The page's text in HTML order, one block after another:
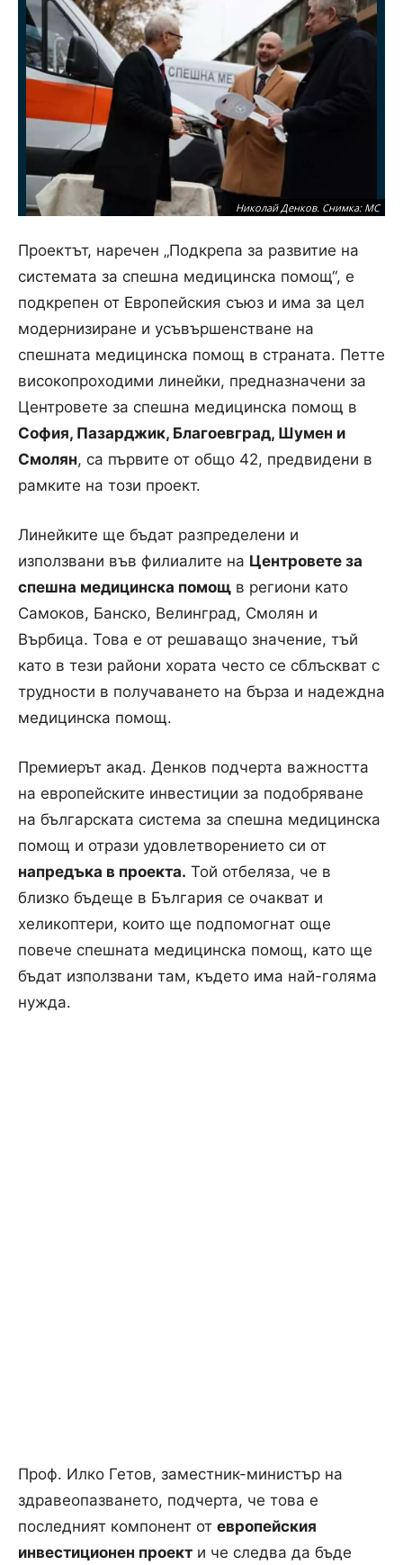
Николай Денков. Снимка: МС
Проект в здравеопазването. Снимка: МС
Линейка. Снимка: МС
Проектът, наречен „Подкрепа за развитие на
системата за спешна медицинска помощ“, е
подкрепен от Европейския съюз и има за цел
модернизиране и усъвършенстване на
спешната медицинска помощ в страната. Петте
високопроходими линейки, предназначени за
Центровете за спешна медицинска помощ в
София, Пазарджик, Благоевград, Шумен и
Смолян, са първите от общо 42, предвидени в
рамките на този проект.
Линейките ще бъдат разпределени и
използвани във филиалите на Центровете за
спешна медицинска помощ в региони като
Самоков, Банско, Велинград, Смолян и
Върбица. Това е от решаващо значение, тъй
като в тези райони хората често се сблъскват с
трудности в получаването на бърза и надеждна
медицинска помощ.
Премиерът акад. Денков подчерта важността
на европейските инвестиции за подобряване
на българската система за спешна медицинска
помощ и отрази удовлетворението си от
напредъка в проекта. Той отбеляза, че в
близко бъдеще в България се очакват и
хеликоптери, които ще подпомогнат още
повече спешната медицинска помощ, като ще
бъдат използвани там, където има най-голяма
нужда.
Проф. Илко Гетов, заместник-министър на
здравеопазването, подчерта, че това е
последният компонент от европейския
инвестиционен проект и че следва да бъде